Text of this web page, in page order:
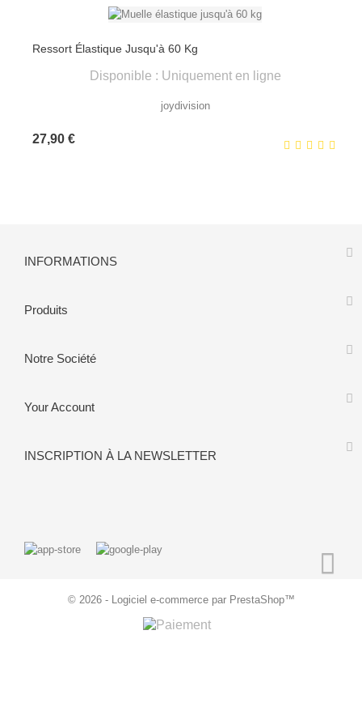
Ressort Élastique Jusqu'à 60 Kg
Disponible : Uniquement en ligne
joydivision
27,90 €Prix
INFORMATIONS
Produits
Notre Société
Your Account
INSCRIPTION À LA NEWSLETTER
© 2026 - Logiciel e-commerce par PrestaShop™